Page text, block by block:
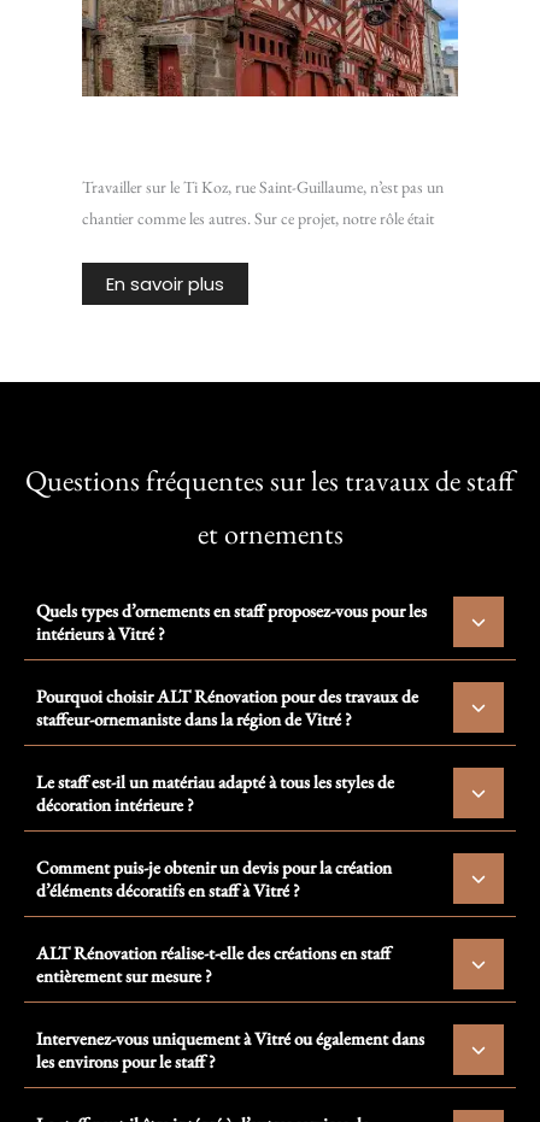
Travailler sur le Ti Koz, rue Saint-Guillaume, n’est pas un
chantier comme les autres. Sur ce projet, notre rôle était
En savoir plus
Questions fréquentes sur les travaux de staff
et ornements
Quels types d’ornements en staff proposez-vous pour les
intérieurs à Vitré ?
Pourquoi choisir ALT Rénovation pour des travaux de
staffeur-ornemaniste dans la région de Vitré ?
Le staff est-il un matériau adapté à tous les styles de
décoration intérieure ?
Comment puis-je obtenir un devis pour la création
d’éléments décoratifs en staff à Vitré ?
ALT Rénovation réalise-t-elle des créations en staff
entièrement sur mesure ?
Intervenez-vous uniquement à Vitré ou également dans
les environs pour le staff ?